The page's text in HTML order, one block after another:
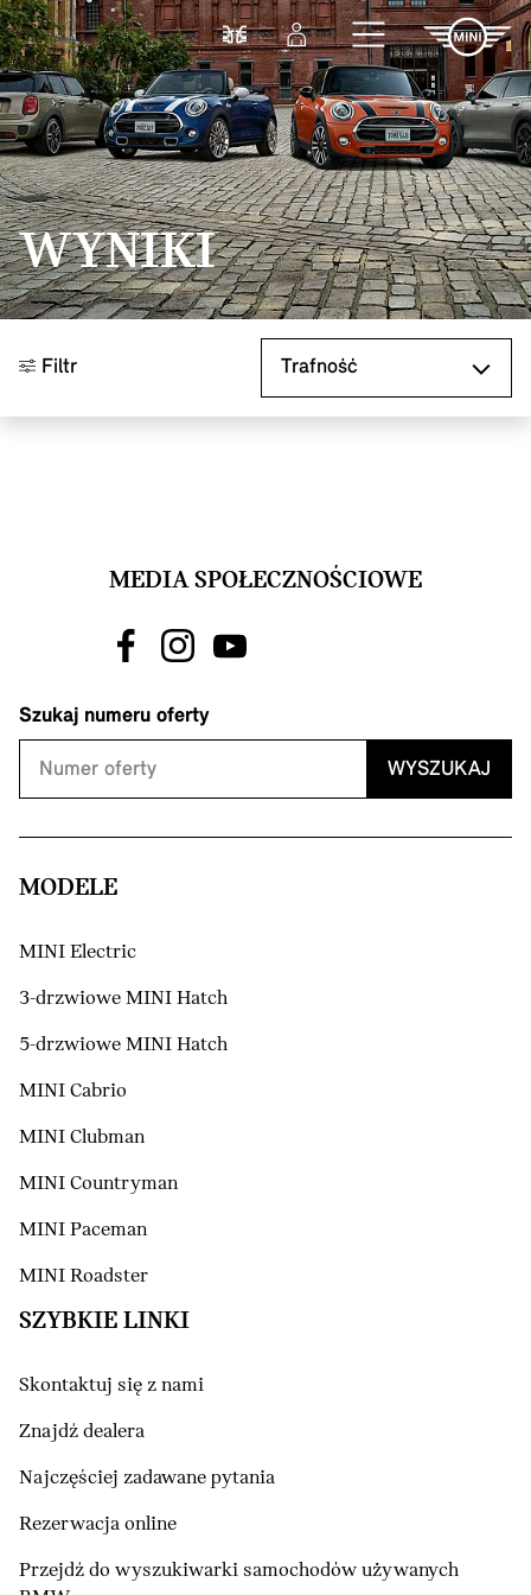
Przejdź do głównej treści
PorównajZaloguj się
WYNIKI
Filtr
MEDIA SPOŁECZNOŚCIOWE
Szukaj numeru oferty
WYSZUKAJ
MODELE
MINI Electric
3-drzwiowe MINI Hatch
5-drzwiowe MINI Hatch
MINI Cabrio
MINI Clubman
MINI Countryman
MINI Paceman
MINI Roadster
SZYBKIE LINKI
Skontaktuj się z nami
Znajdź dealera
Najczęściej zadawane pytania
Rezerwacja online
Przejdź do wyszukiwarki samochodów używanych